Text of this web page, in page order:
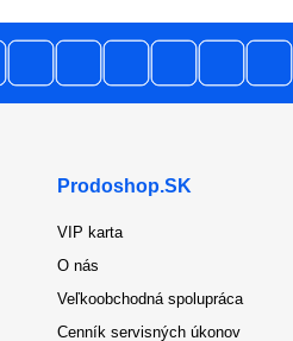
Prodoshop.SK
VIP karta
O nás
Veľkoobchodná spolupráca
Cenník servisných úkonov